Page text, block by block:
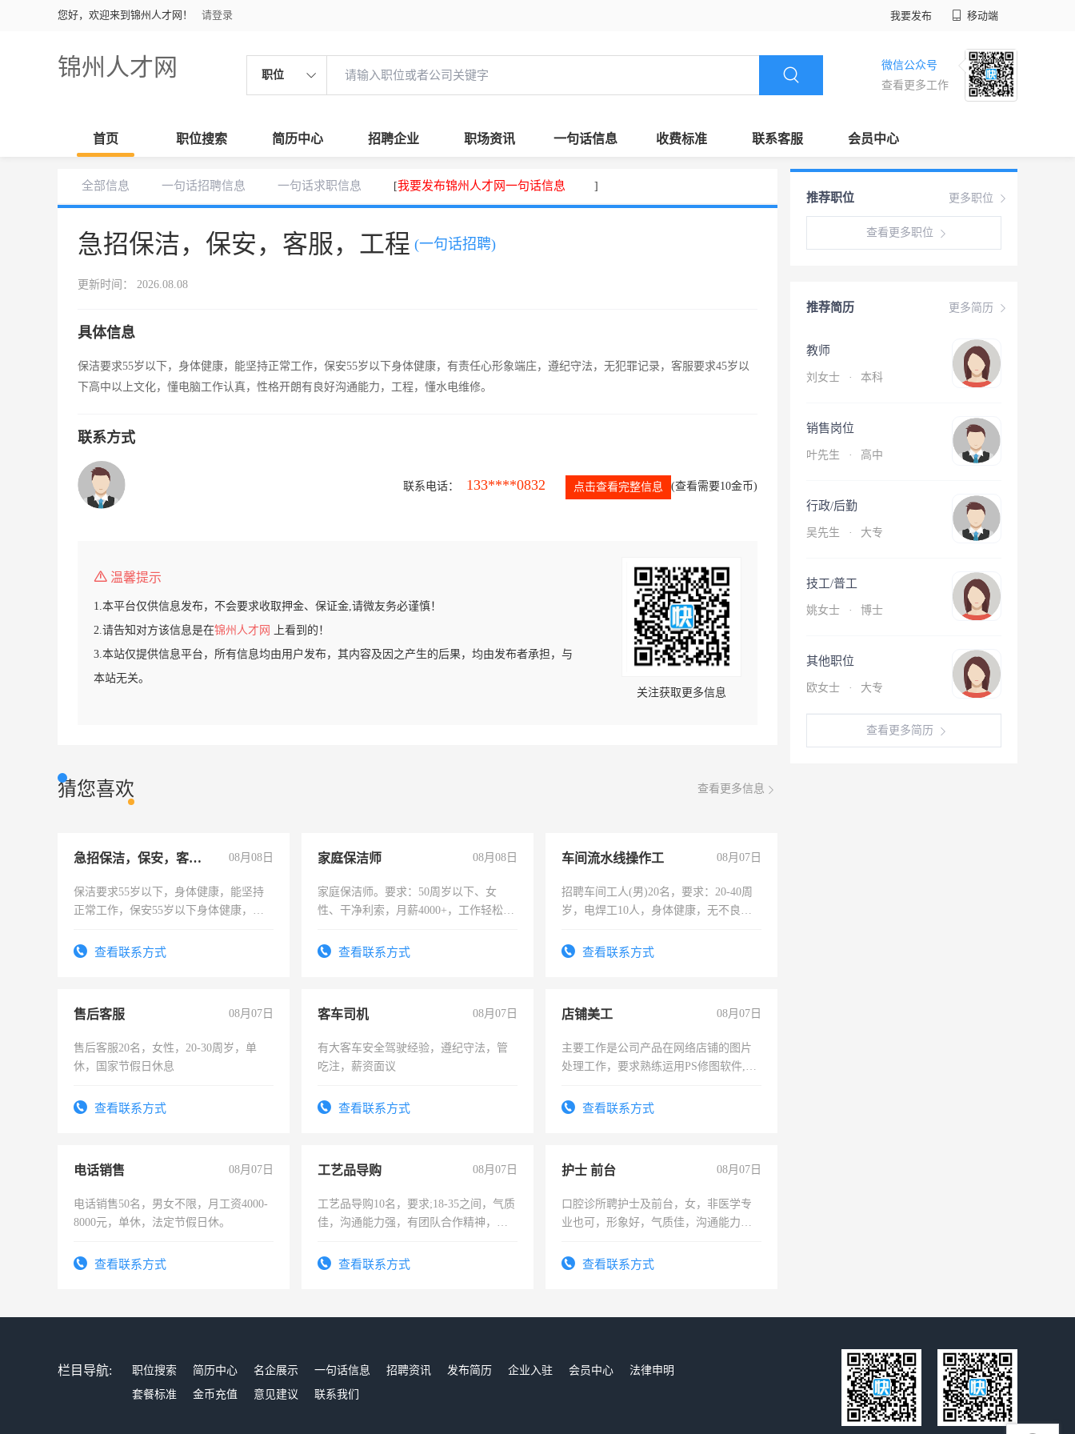
您好，欢迎来到锦州人才网！ 请登录 我要发布 移动端
锦州人才网 职位
微信公众号
查看更多工作
首页 职位搜索 简历中心 招聘企业 职场资讯 一句话信息 收费标准 联系客服 会员中心
全部信息 一句话招聘信息 一句话求职信息 [我要发布锦州人才网一句话信息 ]
急招保洁，保安，客服，工程 (一句话招聘)
更新时间： 2026.08.08
具体信息
保洁要求55岁以下，身体健康，能坚持正常工作，保安55岁以下身体健康，有责任心形象端庄，遵纪守法，无犯罪记录，客服要求45岁以
下高中以上文化，懂电脑工作认真，性格开朗有良好沟通能力，工程，懂水电维修。
联系方式
联系电话： 133****0832 点击查看完整信息 (查看需要10金币)
温馨提示
1.本平台仅供信息发布，不会要求收取押金、保证金,请微友务必谨慎！
2.请告知对方该信息是在锦州人才网
上看到的！
3.本站仅提供信息平台，所有信息均由用户发布，其内容及因之产生的后果，均由发布者承担，与
本站无关。
关注获取更多信息
猜您喜欢 查看更多信息
急招保洁，保安，客服，工程 08月08日
保洁要求55岁以下，身体健康，能坚持
正常工作，保安55岁以下身体健康，有
录，客服要求45岁以下高中以上文化，
查看联系方式
家庭保洁师 08月08日
家庭保洁师。要求：50周岁以下、女
性、干净利索，月薪4000+，工作轻松，
太太等。查看联系方式
车间流水线操作工 08月07日
招聘车间工人(男)20名，要求：20-40周
岁，电焊工10人，身体健康，无不良嗜
宿，免费发放劳保用品，两班倒，每月
查看联系方式
售后客服 08月07日
售后客服20名，女性，20-30周岁，单
休，国家节假日休息
查看联系方式
客车司机 08月07日
有大客车安全驾驶经验，遵纪守法，管
吃注，薪资面议
查看联系方式
店铺美工 08月07日
主要工作是公司产品在网络店铺的图片
处理工作，要求熟练运用PS修图软件,工
查看联系方式
电话销售 08月07日
电话销售50名，男女不限，月工资4000-
8000元，单休，法定节假日休。
查看联系方式
工艺品导购 08月07日
工艺品导购10名，要求;18-35之间，气质
佳，沟通能力强，有团队合作精神，有
查看联系方式
护士 前台 08月07日
口腔诊所聘护士及前台，女，非医学专
业也可，形象好，气质佳，沟通能力
查看联系方式
更多职位
推荐职位
查看更多职位
更多简历
推荐简历
教师
刘女士 · 本科
销售岗位
叶先生 · 高中
行政/后勤
吴先生 · 大专
技工/普工
姚女士 · 博士
其他职位
欧女士 · 大专
查看更多简历
栏目导航: 职位搜索 简历中心 名企展示 一句话信息 招聘资讯 发布简历 企业入驻 会员中心
法律申明
套餐标准
金币充值 意见建议 联系我们